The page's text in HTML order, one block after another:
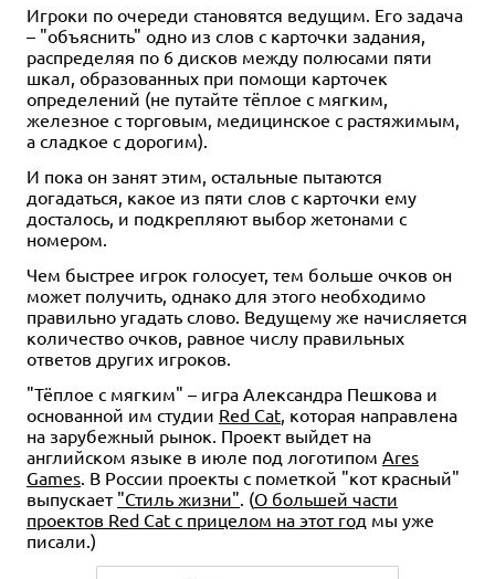
10+
Грибы и корни: Шёпот леса
799 ₽
Купить
Игроки по очереди становятся ведущим. Его задача
– "объяснить" одно из слов с карточки задания,
распределяя по 6 дисков между полюсами пяти
шкал, образованных при помощи карточек
определений (не путайте тёплое с мягким,
железное с торговым, медицинское с растяжимым,
а сладкое с дорогим).
И пока он занят этим, остальные пытаются
догадаться, какое из пяти слов с карточки ему
досталось, и подкрепляют выбор жетонами с
номером.
Чем быстрее игрок голосует, тем больше очков он
может получить, однако для этого необходимо
правильно угадать слово. Ведущему же начисляется
количество очков, равное числу правильных
ответов других игроков.
"Тёплое с мягким" – игра Александра Пешкова и
основанной им студии Red Cat , которая направлена
на зарубежный рынок. Проект выйдет на
английском языке в июле под логотипом Ares
Games . В России проекты с пометкой "кот красный"
выпускает "Стиль жизни" . (О большей части
проектов Red Cat с прицелом на этот год мы уже
писали.)